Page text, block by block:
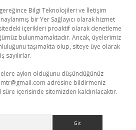
gereğince Bilgi Teknolojileri ve İletişim
bir Yer Sağlayıcı olarak hizmet
içerikleri proaktif olarak denetleme
bulunmamaktadır. Ancak, üyelerimiz
taşımakta olup, siteye üye olarak
sayılırlar.
aykırı olduğunu düşündüğünüz
adresine bildirmeniz
içerisinde sitemizden kaldırılacaktır.